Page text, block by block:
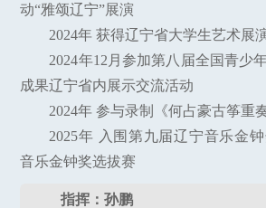
动“雅颂辽宁”展演
2024年 获得辽宁省大学生艺术展
2024年12月参加第八届全国青少
成果辽宁省内展示交流活动
2024年 参与录制《何占豪古筝重
2025年 入围第九届辽宁音乐金
音乐金钟奖选拔赛
指挥：孙鹏